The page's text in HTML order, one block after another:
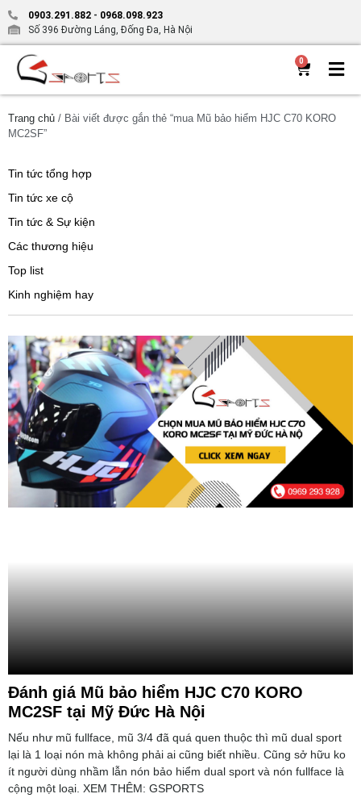
0903.291.882 - 0968.098.923
Số 396 Đường Láng, Đống Đa, Hà Nội
0
Trang chủ / Bài viết được gắn thẻ “mua Mũ bảo hiểm HJC C70 KORO
MC2SF”
Tin tức tổng hợp
Tin tức xe cộ
Tin tức & Sự kiện
Các thương hiệu
Top list
Kinh nghiệm hay
Đánh giá Mũ bảo hiểm HJC C70 KORO
MC2SF tại Mỹ Đức Hà Nội
Nếu như mũ fullface, mũ 3/4 đã quá quen thuộc thì mũ dual sport
lại là 1 loại nón mà không phải ai cũng biết nhiều. Cũng sở hữu ko
ít người dùng nhầm lẫn nón bảo hiểm dual sport và nón fullface là
cộng một loại. XEM THÊM: GSPORTS